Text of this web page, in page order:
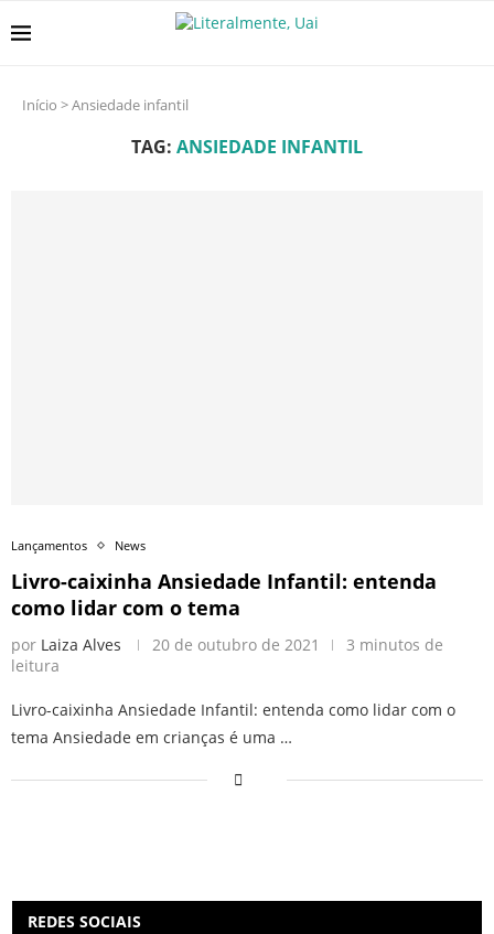
Início >Ansiedade infantil
TAG: ANSIEDADE INFANTIL
Lançamentos News
Livro-caixinha Ansiedade Infantil: entenda
como lidar com o tema
por Laiza Alves 20 de outubro de 2021
3 minutos de
leitura
Livro-caixinha Ansiedade Infantil: entenda como lidar com o
tema Ansiedade em crianças é uma …
REDES SOCIAIS